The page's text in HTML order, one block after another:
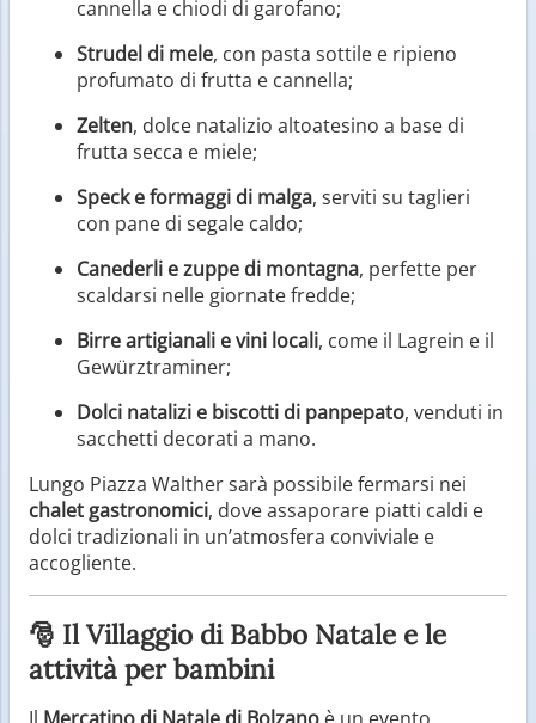
cannella e chiodi di garofano;
Strudel di mele, con pasta sottile e ripieno
profumato di frutta e cannella;
Zelten, dolce natalizio altoatesino a base di
frutta secca e miele;
Speck e formaggi di malga, serviti su taglieri
con pane di segale caldo;
Canederli e zuppe di montagna, perfette per
scaldarsi nelle giornate fredde;
Birre artigianali e vini locali, come il Lagrein e il
Gewürztraminer;
Dolci natalizi e biscotti di panpepato, venduti in
sacchetti decorati a mano.
Lungo Piazza Walther sarà possibile fermarsi nei
chalet gastronomici, dove assaporare piatti caldi e
dolci tradizionali in un’atmosfera conviviale e
accogliente.
🎅 Il Villaggio di Babbo Natale e le
attività per bambini
Il Mercatino di Natale di Bolzano è un evento